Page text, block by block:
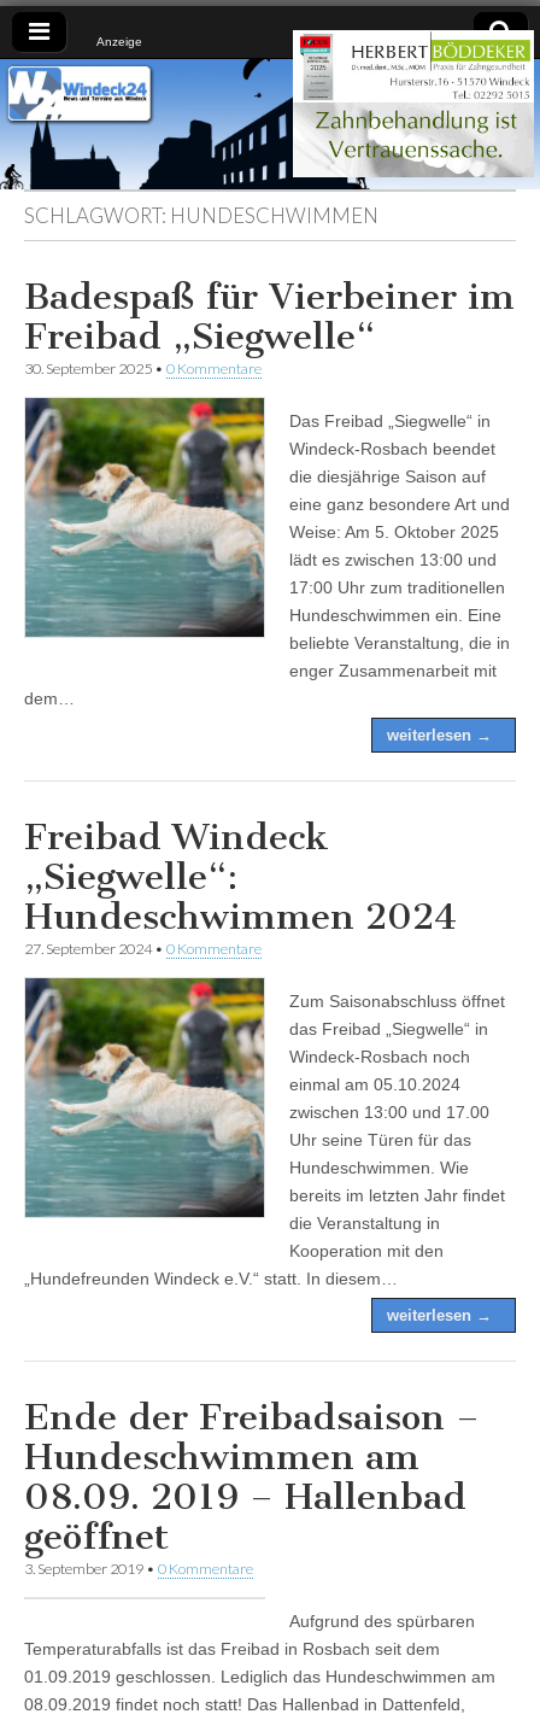
Anzeige
Windeck24
Nachrichten
aus dem
Ländchen
für das
Ländchen
SCHLAGWORT: HUNDESCHWIMMEN
Badespaß für Vierbeiner im
Freibad „Siegwelle“
30. September 2025 • 0 Kommentare
Das Freibad „Siegwelle“ in
Windeck-Rosbach beendet
die diesjährige Saison auf
eine ganz besondere Art und
Weise: Am 5. Oktober 2025
lädt es zwischen 13:00 und
17:00 Uhr zum traditionellen
Hundeschwimmen ein. Eine
beliebte Veranstaltung, die in
enger Zusammenarbeit mit
dem…
weiterlesen →
Freibad Windeck
„Siegwelle“:
Hundeschwimmen 2024
27. September 2024• 0 Kommentare
Zum Saisonabschluss öffnet
das Freibad „Siegwelle“ in
Windeck-Rosbach noch
einmal am 05.10.2024
zwischen 13:00 und 17.00
Uhr seine Türen für das
Hundeschwimmen. Wie
bereits im letzten Jahr findet
die Veranstaltung in
Kooperation mit den
„Hundefreunden Windeck e.V.“ statt. In diesem…
weiterlesen →
Ende der Freibadsaison –
Hundeschwimmen am
08.09. 2019 – Hallenbad
geöffnet
3. September 2019 • 0 Kommentare
Aufgrund des spürbaren
Temperaturabfalls ist das Freibad in Rosbach seit dem
01.09.2019 geschlossen. Lediglich das Hundeschwimmen am
08.09.2019 findet noch statt! Das Hallenbad in Dattenfeld,